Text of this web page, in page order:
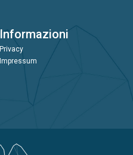
Informazioni
Privacy
Impressum